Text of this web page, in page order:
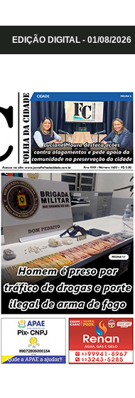
EDIÇÃO DIGITAL - 01/08/2026